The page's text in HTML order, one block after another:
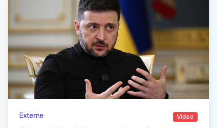
Externe Video